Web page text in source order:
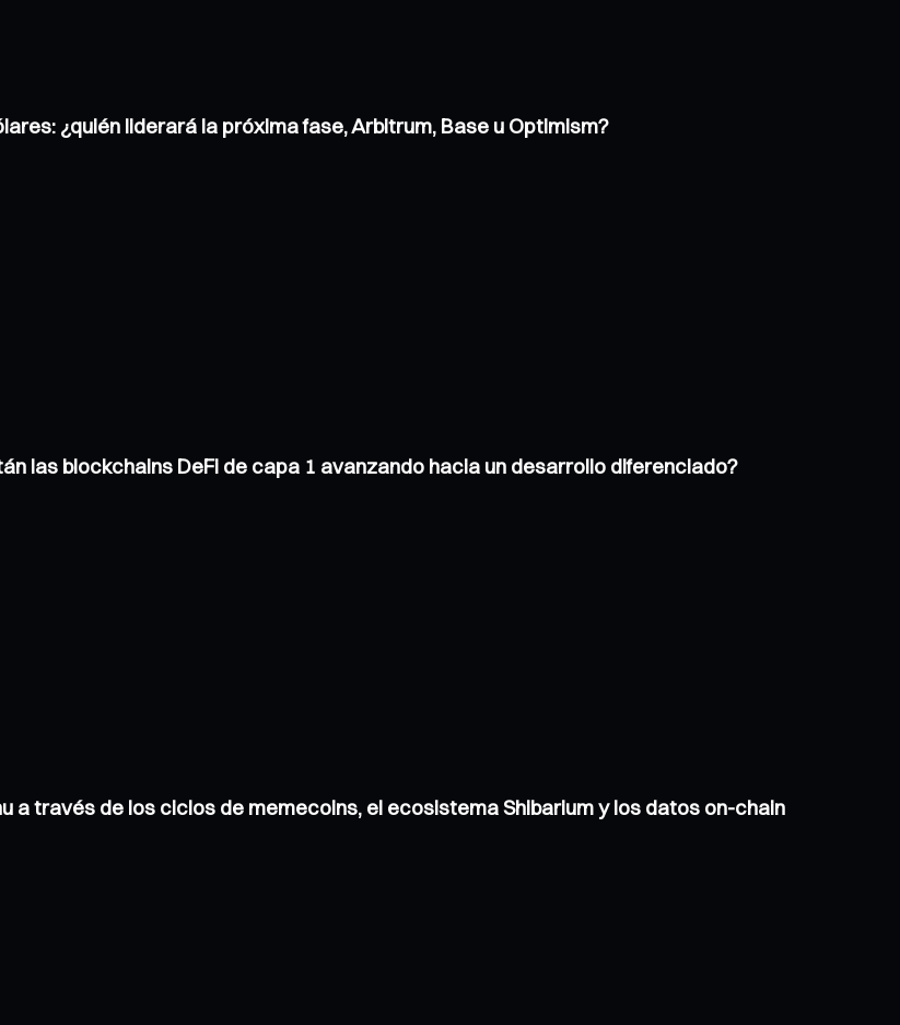
¿quién liderará la próxima fase, Arbitrum, Base u Optimism?
las blockchains DeFi de capa 1 avanzando hacia un desarrollo diferenciado?
a través de los ciclos de memecoins, el ecosistema Shibarium y los datos on-chain